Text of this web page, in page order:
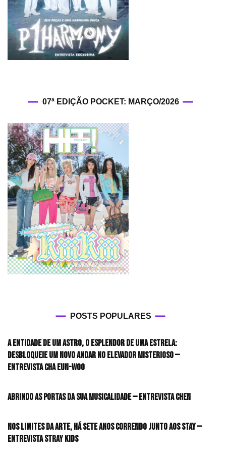
07ª EDIÇÃO POCKET: MARÇO/2026
POSTS POPULARES
A entidade de um astro, o esplendor de uma estrela:
desbloqueie um novo andar no elevador misterioso —
Entrevista CHA EUN-WOO
Abrindo as portas da sua musicalidade — Entrevista CHEN
Nos limites da arte, há sete anos correndo junto aos STAY —
Entrevista Stray Kids